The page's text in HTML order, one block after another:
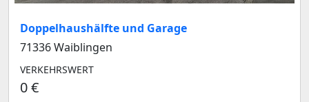
Doppelhaushälfte und Garage
71336 Waiblingen
VERKEHRSWERT
0 €